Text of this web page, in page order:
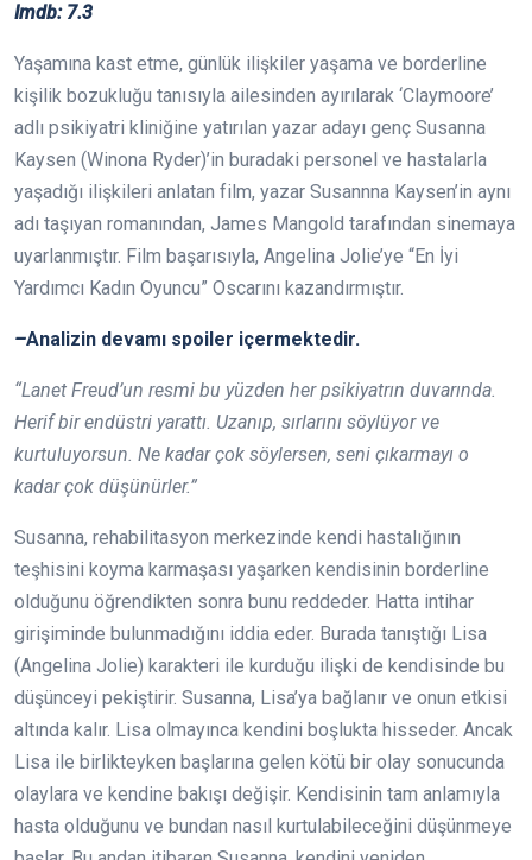
Imdb: 7.3
Yaşamına kast etme, günlük ilişkiler yaşama ve borderline
kişilik bozukluğu tanısıyla ailesinden ayırılarak ‘Claymoore’
adlı psikiyatri kliniğine yatırılan yazar adayı genç Susanna
Kaysen (Winona Ryder)’in buradaki personel ve hastalarla
yaşadığı ilişkileri anlatan film, yazar Susannna Kaysen’in aynı
adı taşıyan romanından, James Mangold tarafından sinemaya
uyarlanmıştır. Film başarısıyla, Angelina Jolie’ye “En İyi
Yardımcı Kadın Oyuncu” Oscarını kazandırmıştır.
–Analizin devamı spoiler içermektedir.
“Lanet Freud’un resmi bu yüzden her psikiyatrın duvarında.
Herif bir endüstri yarattı. Uzanıp, sırlarını söylüyor ve
kurtuluyorsun. Ne kadar çok söylersen, seni çıkarmayı o
kadar çok düşünürler.”
Susanna, rehabilitasyon merkezinde kendi hastalığının
teşhisini koyma karmaşası yaşarken kendisinin borderline
olduğunu öğrendikten sonra bunu reddeder. Hatta intihar
girişiminde bulunmadığını iddia eder. Burada tanıştığı Lisa
(Angelina Jolie) karakteri ile kurduğu ilişki de kendisinde bu
düşünceyi pekiştirir. Susanna, Lisa’ya bağlanır ve onun etkisi
altında kalır. Lisa olmayınca kendini boşlukta hisseder. Ancak
Lisa ile birlikteyken başlarına gelen kötü bir olay sonucunda
olaylara ve kendine bakışı değişir. Kendisinin tam anlamıyla
hasta olduğunu ve bundan nasıl kurtulabileceğini düşünmeye